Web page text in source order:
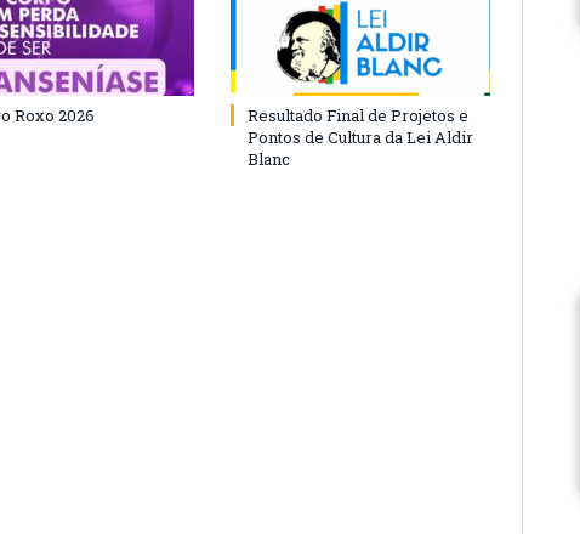
Roxo 2026
Resultado Final de Projetos e
Pontos de Cultura da Lei Aldir
Blanc